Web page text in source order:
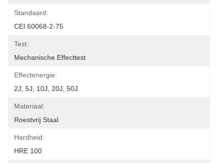
Standaard:
CEI 60068-2-75
Test:
Mechanische Effecttest
Effectenergie:
2J, 5J, 10J, 20J, 50J
Materiaal:
Roestvrij Staal
Hardheid:
HRE 100